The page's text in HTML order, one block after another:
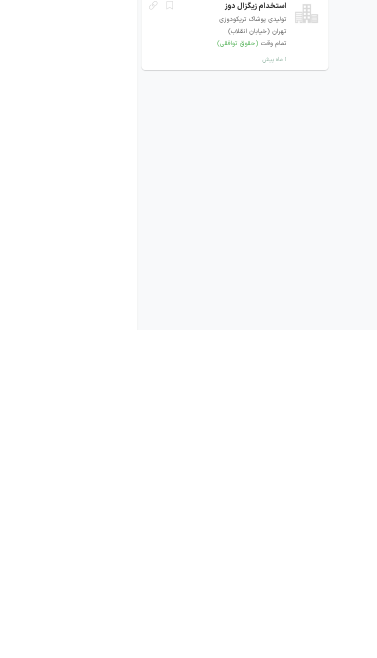
استخدام زیگزال دوز
تولیدی پوشاک تریکودوزی
تهران (خیابان انقلاب)
تمام وقت (حقوق توافقی)
۱ ماه پیش